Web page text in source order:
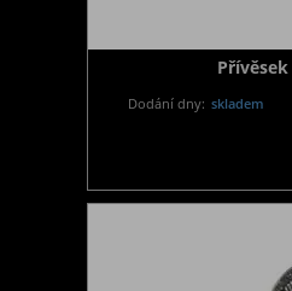
Dodání dny: skladem